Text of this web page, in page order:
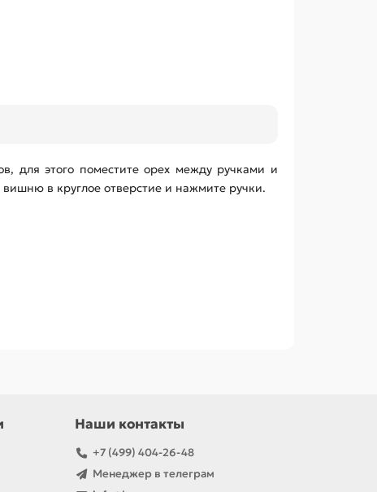
для этого поместите орех между ручками и
в круглое отверстие и нажмите ручки.
Наши контакты
+7 (499) 404-26-48
Менеджер в телеграм